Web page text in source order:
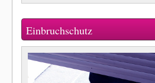
Einbruchschutz